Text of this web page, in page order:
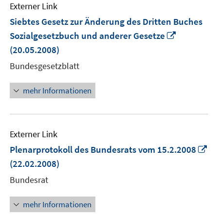
Externer Link
Siebtes Gesetz zur Änderung des Dritten Buches
Sozialgesetzbuch und anderer Gesetze
(20.05.2008)
Bundesgesetzblatt
mehr Informationen
Externer Link
Plenarprotokoll des Bundesrats vom 15.2.2008
(22.02.2008)
Bundesrat
mehr Informationen